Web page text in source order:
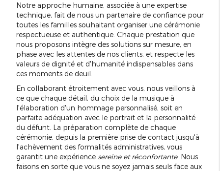
Notre approche humaine, associée à une expertise
technique, fait de nous un partenaire de confiance pour
toutes les familles souhaitant organiser une cérémonie
respectueuse et authentique. Chaque prestation que
nous proposons intègre des solutions sur mesure, en
phase avec les attentes de nos clients, et respecte les
valeurs de dignité et d'humanité indispensables dans
ces moments de deuil.
En collaborant étroitement avec vous, nous veillons à
ce que chaque détail, du choix de la musique à
l'élaboration d'un hommage personnalisé, soit en
parfaite adéquation avec le portrait et la personnalité
du défunt. La préparation complète de chaque
cérémonie, depuis la première prise de contact jusqu'à
l'achèvement des formalités administratives, vous
garantit une expérience sereine et réconfortante. Nous
faisons en sorte que vous ne soyez jamais seuls face aux